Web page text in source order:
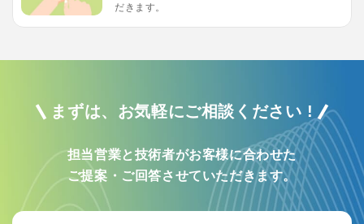
SEARCH BY KEYWORD
キーワードから探す
だきます。
まずは、お気軽にご相談ください !
担当営業と技術者がお客様に合わせた
ご提案・ご回答させていただきます。